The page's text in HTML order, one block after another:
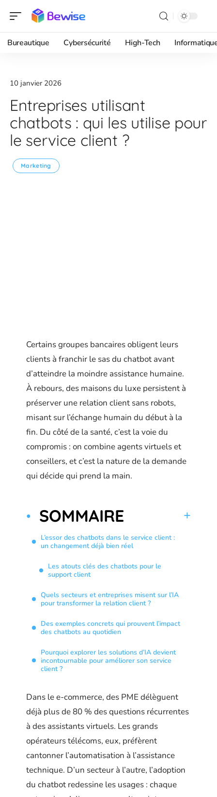
Bureautique Cybersécurité High-Tech
10 janvier 2026
Entreprises utilisant
chatbots : qui les utilise pour
le service client ?
Marketing
Certains groupes bancaires obligent leurs
clients à franchir le sas du chatbot avant
d’atteindre la moindre assistance humaine.
À rebours, des maisons du luxe persistent à
préserver une relation client sans robots,
misant sur l’échange humain du début à la
fin. Du côté de la santé, c’est la voie du
compromis : on combine agents virtuels et
conseillers, et c’est la nature de la demande
qui décide qui prend la main.
SOMMAIRE
L’essor des chatbots dans le service client :
un changement déjà bien réel
Les atouts clés des chatbots pour le
support client
Quels secteurs et entreprises misent sur l’IA
pour transformer la relation client ?
Des exemples concrets qui prouvent l’impact
des chatbots au quotidien
Pourquoi explorer les solutions d’IA devient
incontournable pour améliorer son service
client ?
Dans le e-commerce, des PME délèguent
déjà plus de 80 % des questions récurrentes
à des assistants virtuels. Les grands
opérateurs télécoms, eux, préfèrent
cantonner l’automatisation à l’assistance
technique. D’un secteur à l’autre, l’adoption
du chatbot redessine les usages : chaque